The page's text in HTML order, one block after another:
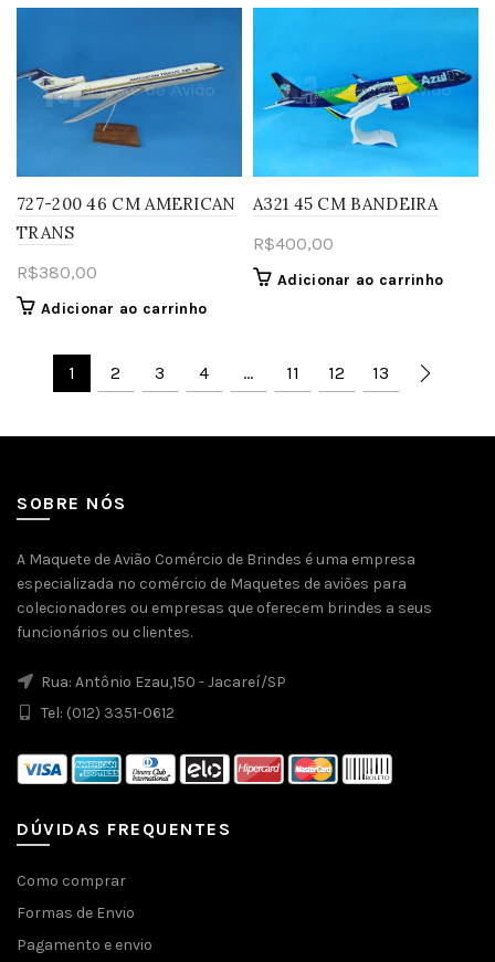
727-200 46 CM AMERICAN
TRANS
R$380,00
Adicionar ao carrinho
A321 45 CM BANDEIRA
R$400,00
Adicionar ao carrinho
1 2 3 4 … 11 12 13
SOBRE NÓS
A Maquete de Avião Comércio de Brindes é uma empresa
especializada no comércio de Maquetes de aviões para
colecionadores ou empresas que oferecem brindes a seus
funcionários ou clientes.
Rua: Antônio Ezau,150 - Jacareí/SP
Tel: (012) 3351-0612
DÚVIDAS FREQUENTES
Como comprar
Formas de Envio
Pagamento e envio